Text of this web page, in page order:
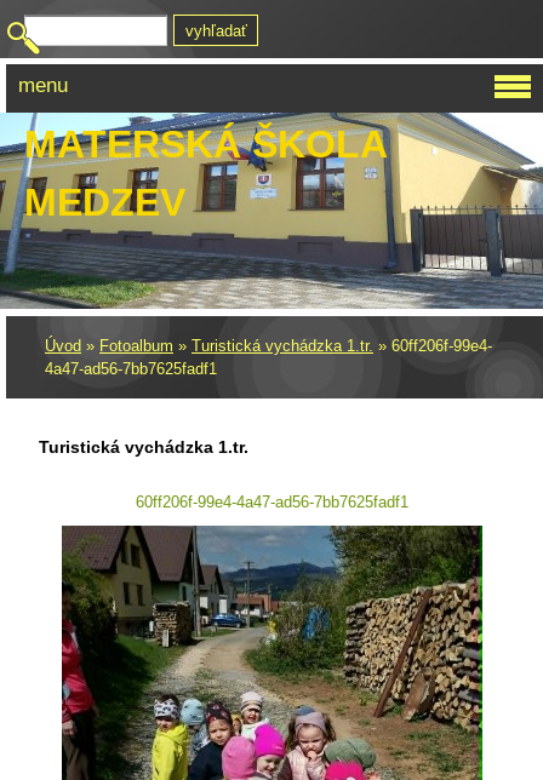
MATERSKÁ ŠKOLA
MEDZEV
Úvod » Fotoalbum » Turistická vychádzka 1.tr. » 60ff206f-99e4-
4a47-ad56-7bb7625fadf1
Turistická vychádzka 1.tr.
60ff206f-99e4-4a47-ad56-7bb7625fadf1
menu